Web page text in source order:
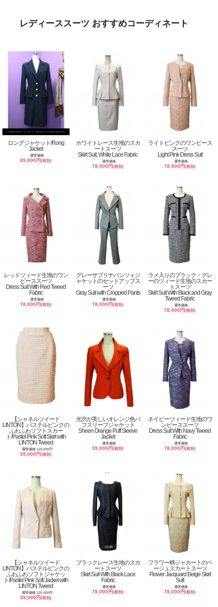
レディーススーツ おすすめコーディネート
ロングジャケット/Rong
Jacket
通常価格
49,000円(税別)
ホワイトレース生地のスカ
ートスーツ
Skirt Suit, White Lace Fabric
通常価格
78,000円(税別)
ライトピンクのワンピース
スーツ
Light Pink Dress Suit
通常価格
78,000円(税別)
レッドツィード生地のワン
ピーススーツ
Dress Suit With Red Tweed
Fabric
通常価格
78,000円(税別)
グレーサブリナパンツｘジ
ャケットのセットアップス
ーツ
Gray Suit with Cropped Pants
通常価格
78,000円(税別)
ラメ入りのブラック・グレ
ーのツィード生地のスカー
トスーツ
Skirt Suit With Black and Gray
Tweed Fabric
通常価格
78,000円(税別)
【シャネルツイード
LINTON】パステルピンクの
ふわふわソフトスカー
ト/Pastel Pink Soft Skirt with
LINTON Tweed
通常価格 120,000円
39,000円(税別)
光沢が美しいオレンジ色パ
フスリーブジャケット
Sheen Orange Puff Sleeve
Jacket
通常価格
39,000円(税別)
ネイビーツィード生地のワ
ンピーススーツ
Dress Suit With Navy Tweed
Fabric
通常価格
78,000円(税別)
【シャネルツイード
LINTON】パステルピンクの
ふわふわソフトジャケッ
ト/Pastel Pink Soft Jacket with
LINTON Tweed
通常価格 120,000円
39,000円(税別)
ブラックレース生地のスカ
ートスーツ
Skirt Suit With Black Lace
Fabric
通常価格
78,000円(税別)
フラワー柄ジャカートのベ
ージュスカートスーツ
Flower Jacquard Beige Skirt
Suit
通常価格
78,000円(税別)